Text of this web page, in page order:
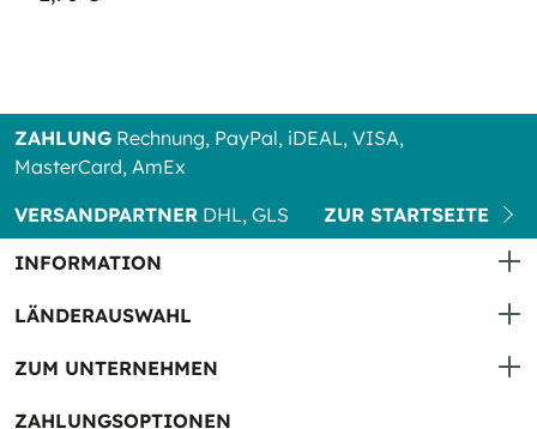
ZAHLUNG Rechnung, PayPal, iDEAL, VISA,
MasterCard, AmEx
VERSANDPARTNER DHL, GLS
ZUR STARTSEITE
INFORMATION
LÄNDERAUSWAHL
ZUM UNTERNEHMEN
ZAHLUNGSOPTIONEN